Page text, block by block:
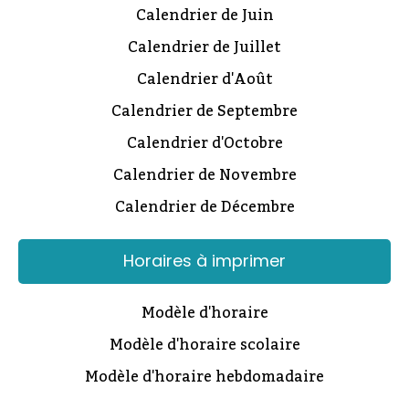
Calendrier de Juin
Calendrier de Juillet
Calendrier d'Août
Calendrier de Septembre
Calendrier d'Octobre
Calendrier de Novembre
Calendrier de Décembre
Horaires à imprimer
Modèle d'horaire
Modèle d'horaire scolaire
Modèle d'horaire hebdomadaire